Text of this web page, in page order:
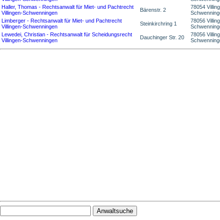
Haller, Thomas - Rechtsanwalt für Miet- und Pachtrecht
Villingen-Schwenningen
Bärenstr. 2
78054
Limberger - Rechtsanwalt für Miet- und Pachtrecht
Villingen-Schwenningen
Steinkirchring 1
78056
Lewedei, Christian - Rechtsanwalt für Scheidungsrecht
Villingen-Schwenningen
Dauchinger Str. 20
78056